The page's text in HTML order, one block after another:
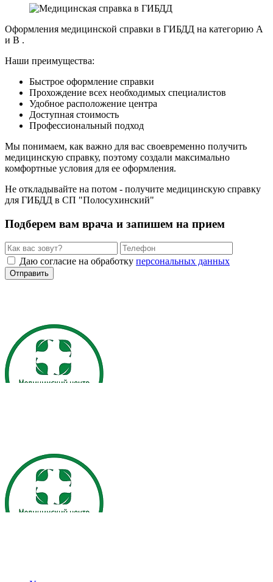
Оформления медицинской справки в ГИБДД на категорию А
и В .
Наши преимущества:
Быстрое оформление справки
Прохождение всех необходимых специалистов
Удобное расположение центра
Доступная стоимость
Профессиональный подход
Мы понимаем, как важно для вас своевременно получить
медицинскую справку, поэтому создали максимально
комфортные условия для ее оформления.
Не откладывайте на потом - получите медицинскую справку
для ГИБДД в СП "Полосухинский"
Подберем вам врача и запишем на прием
Даю согласие на обработку персональных данных
Отправить